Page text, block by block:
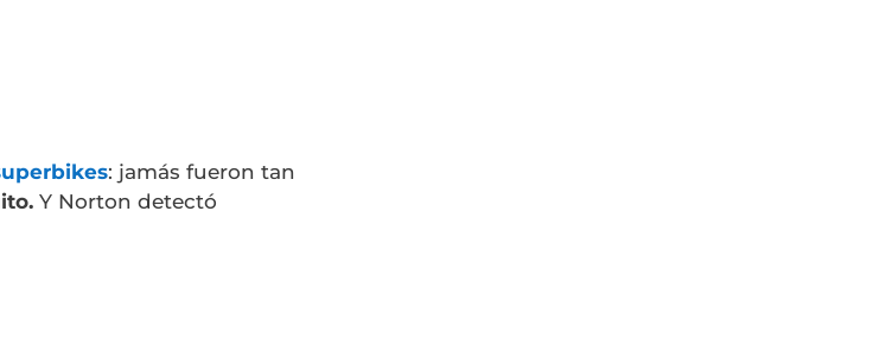
: jamás fueron tan
Y Norton detectó